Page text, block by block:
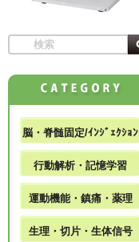
脳・脊髄固定/ｲﾝｼﾞｪｸｼｮﾝ
行動解析・記憶学習
運動機能・鎮痛・薬理
生理・切片・生体信号